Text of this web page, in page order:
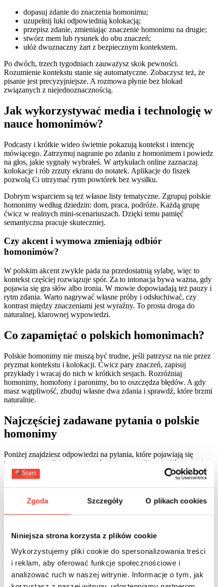
Zgoda Szczegóły O plikach cookies
Niniejsza strona korzysta z plików cookie
Wykorzystujemy pliki cookie do spersonalizowania treści
i reklam, aby oferować funkcje społecznościowe i
analizować ruch w naszej witrynie. Informacje o tym, jak
dopasuj zdanie do znaczenia homonimu;
uzupełnij luki odpowiednią kolokacją;
przepisz zdanie, zmieniając znaczenie homonimu na drugie;
stwórz mem lub rysunek do obu znaczeń;
ułóż dwuznaczny żart z bezpiecznym kontekstem.
Po dwóch, trzech tygodniach zauważysz skok pewności.
Rozumienie kontekstu stanie się automatyczne. Zobaczysz też, że
pisanie jest precyzyjniejsze. A rozmowa płynie bez blokad
związanych z niejednoznacznością.
Jak wykorzystywać media i technologię w
nauce homonimów?
Podcasty i krótkie wideo świetnie pokazują kontekst i intencję
mówiącego. Zatrzymuj nagranie po zdaniu z homonimem i powiedz
na głos, jakie sygnały wybrałeś. W artykułach online zaznaczaj
kolokacje i rób zrzuty ekranu do notatek. Aplikacje do fiszek
pozwolą Ci utrzymać rytm powtórek bez wysiłku.
Dobrym wsparciem są też własne listy tematyczne. Zgrupuj polskie
homonimy według dziedzin: dom, praca, podróże. Każdą grupę
ćwicz w realnych mini-scenariuszach. Dzięki temu pamięć
semantyczna pracuje skuteczniej.
Czy akcent i wymowa zmieniają odbiór
homonimów?
W polskim akcent zwykle pada na przedostatnią sylabę, więc to
kontekst częściej rozwiązuje spór. Za to intonacja bywa ważna, gdy
pojawia się gra słów albo ironia. W mowie dopowiadają też pauzy i
rytm zdania. Warto nagrywać własne próby i odsłuchiwać, czy
kontrast między znaczeniami jest wyraźny. To prosta droga do
naturalnej, klarownej wypowiedzi.
Co zapamiętać o polskich homonimach?
Polskie homonimy nie muszą być trudne, jeśli patrzysz na nie przez
pryzmat kontekstu i kolokacji. Ćwicz pary znaczeń, zapisuj
przykłady i wracaj do nich w krótkich sesjach. Rozróżniaj
homonimy, homofony i paronimy, bo to oszczędza błędów. A gdy
masz wątpliwość, zbuduj własne dwa zdania i sprawdź, które brzmi
naturalnie.
Najczęściej zadawane pytania o polskie
homonimy
Poniżej znajdziesz odpowiedzi na pytania, które pojawiają się
podczas nauki. Zebrane wskazówki pomogą Ci utrwalić materiał.
Przeczytaj je i od razu sprawdź w praktyce na swoich przykładach.
sens. W nauce warto prowadzić oddzielne listy dla obu typów.
2. Jak szybko ustalić właściwe znaczenie w zdaniu?
Złap trzy sygnały: kolokacje, rekcję i temat tekstu. Jeśli w pobliżu
widzisz słowa „królewski”, „dziedziniec” lub „warownia”, „zamek”